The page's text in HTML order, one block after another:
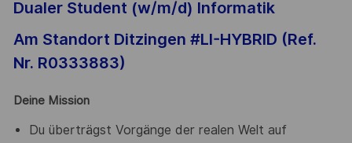
Dualer Student (w/m/d) Informatik
Am Standort Ditzingen #LI-HYBRID (Ref.
Nr. R0333883)
Deine Mission
Du überträgst Vorgänge der realen Welt auf